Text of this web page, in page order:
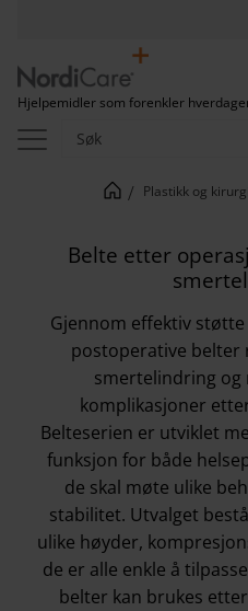
Hjelpemidler som forenkler
Plastikk og kirurgi
Belte etter
Gjennom effektiv
postoperative belter
smertelindring
komplikasjoner
Belteserien er utviklet
funksjon for både
de skal møte ulike
stabilitet. Utvalget
ulike høyder,
de er alle enkle å
belter kan brukes